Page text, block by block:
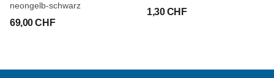
neongelb-schwarz
69,00 CHF
1,30 CHF